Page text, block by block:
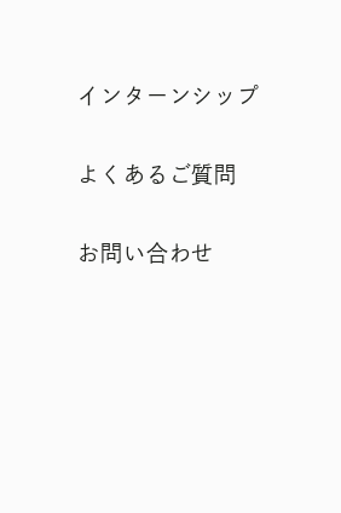
インターンシップ
よくあるご質問
お問い合わせ